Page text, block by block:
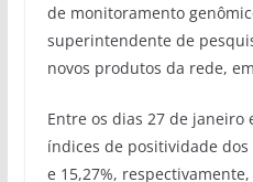
de monitoramento
superintendente de
novos produtos da rede,
Entre os dias 27 de janeiro
índices de positividade
e 15,27%,